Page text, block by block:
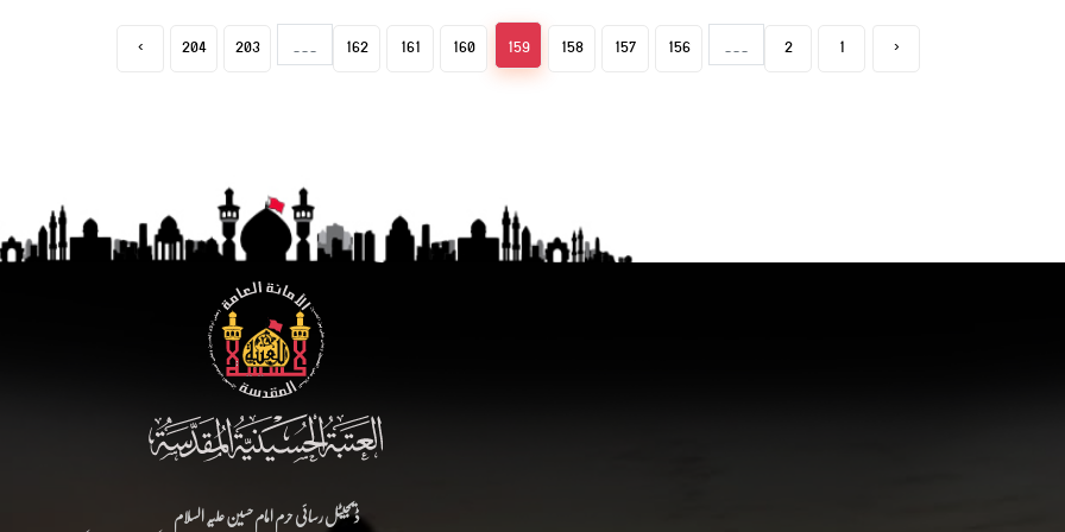
‹
1
2
...
156
157
158
159
160
161
162
...
203
204
›
ڈیجیٹل رسائی حرم امام حسین علیہ السلام